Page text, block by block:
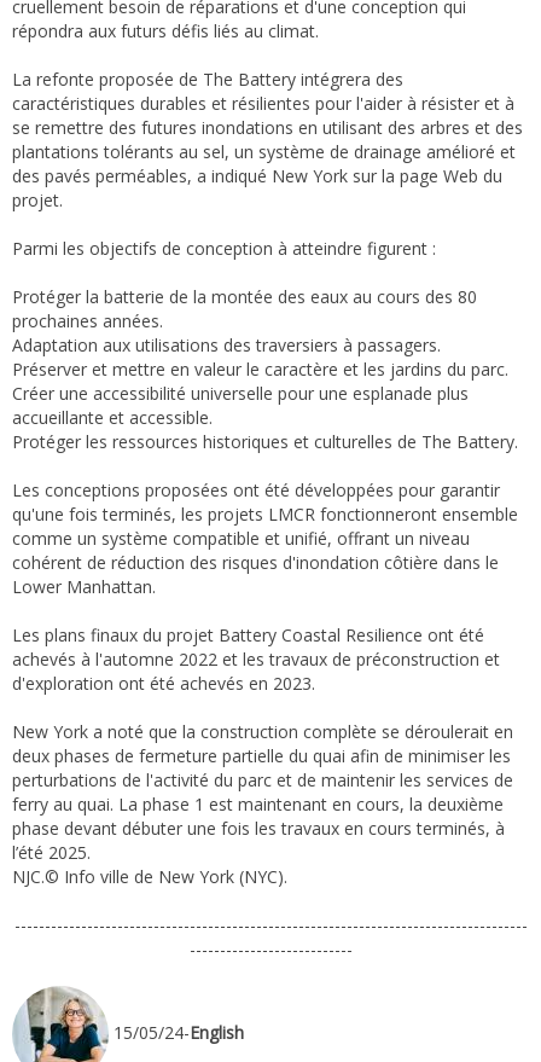
cruellement besoin de réparations et d'une conception qui
répondra aux futurs défis liés au climat.
La refonte proposée de The Battery intégrera des
caractéristiques durables et résilientes pour l'aider à résister et à
se remettre des futures inondations en utilisant des arbres et des
plantations tolérants au sel, un système de drainage amélioré et
des pavés perméables, a indiqué New York sur la page Web du
projet.
Parmi les objectifs de conception à atteindre figurent :
Protéger la batterie de la montée des eaux au cours des 80
prochaines années.
Adaptation aux utilisations des traversiers à passagers.
Préserver et mettre en valeur le caractère et les jardins du parc.
Créer une accessibilité universelle pour une esplanade plus
accueillante et accessible.
Protéger les ressources historiques et culturelles de The Battery.
Les conceptions proposées ont été développées pour garantir
qu'une fois terminés, les projets LMCR fonctionneront ensemble
comme un système compatible et unifié, offrant un niveau
cohérent de réduction des risques d'inondation côtière dans le
Lower Manhattan.
Les plans finaux du projet Battery Coastal Resilience ont été
achevés à l'automne 2022 et les travaux de préconstruction et
d'exploration ont été achevés en 2023.
New York a noté que la construction complète se déroulerait en
deux phases de fermeture partielle du quai afin de minimiser les
perturbations de l'activité du parc et de maintenir les services de
ferry au quai. La phase 1 est maintenant en cours, la deuxième
phase devant débuter une fois les travaux en cours terminés, à
l’été 2025.
NJC.© Info ville de New York (NYC).
-------------------------------------------------------------------------------------
---------------------------
15/05/24-English